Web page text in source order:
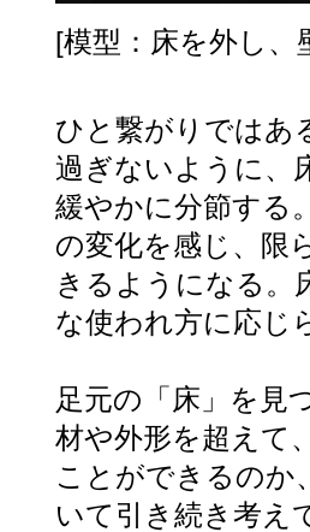
[模型：床を外し、
ひと繋がりではあ
過ぎないように、
緩やかに分節する
の変化を感じ、限
きるようになる。
な使われ方に応じ
足元の「床」を見
材や外形を超えて
ことができるのか
いて引き続き考え